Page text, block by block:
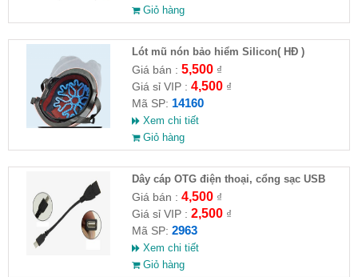
Giỏ hàng
Lót mũ nón bảo hiểm Silicon( HĐ )
Giá bán : 5,500₫
Giá sỉ VIP : 4,500₫
Mã SP: 14160
Xem chi tiết
Giỏ hàng
Dây cáp OTG điện thoại, cổng sạc USB
Giá bán : 4,500₫
Giá sỉ VIP : 2,500₫
Mã SP: 2963
Xem chi tiết
Giỏ hàng